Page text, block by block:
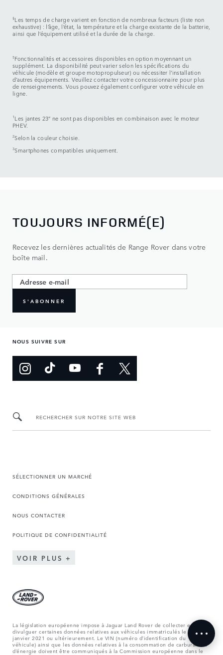
§Les temps de charge varient en fonction de nombreux facteurs (liste non
exhaustive) : l’âge, l’état, la température et la charge existante de la batterie,
ainsi que l’équipement utilisé et la durée de la charge.
‡Fonctionnalités et accessoires disponibles en option moyennant un
supplément. La disponibilité peut varier selon les spécifications du
véhicule (modèle et groupe motopropulseur) ou nécessiter l’installation
d’autres équipements. Veuillez contacter votre concessionnaire pour plus
de renseignements. Vous pouvez également configurer votre véhicule en
ligne.
1 Les jantes 23” ne sont pas disponibles en combinaison avec le moteur
PHEV.
2Selon la couleur choisie.
3Smartphones compatibles uniquement.
TOUJOURS INFORMÉ(E)
Recevez les dernières actualités de Range Rover dans votre
boîte mail.
S'ABONNER
NOUS SUIVRE SUR
RECHERCHER SUR NOTRE SITE WEB
SÉLECTIONNER UN MARCHÉ
CONDITIONS GÉNÉRALES
NOUS CONTACTER
POLITIQUE DE CONFIDENTIALITÉ
VOIR PLUS
La législation européenne impose à Jaguar Land Rover de collecter et
divulguer certaines données relatives aux véhicules immatriculés le 1er
janvier 2021 ou ultérieurement. Le VIN (numéro d’identification du
véhicule) ainsi que les données relatives à la consommation de carburant et
d’énergie doivent être communiqués à la Commission européenne dans le